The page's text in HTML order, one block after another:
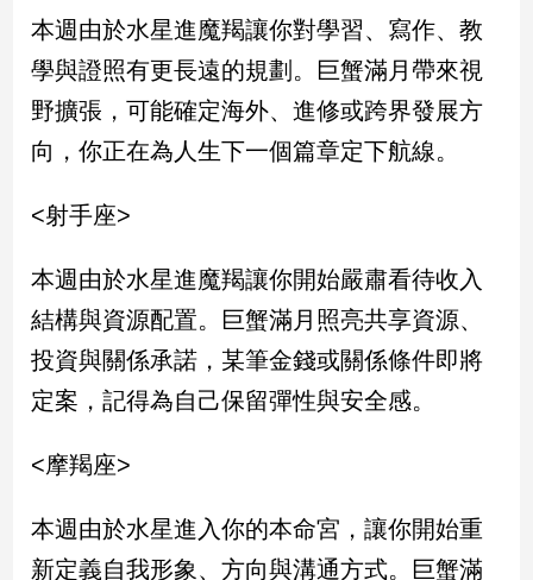
子/
感
情
藝
／
創
／
影
推
薦
科
技/
遊
運
寵
物
本週由於水星進魔羯讓你對學習、寫作、教
學與證照有更長遠的規劃。巨蟹滿月帶來視
野擴張，可能確定海外、進修或跨界發展方
向，你正在為人生下一個篇章定下航線。
<射手座>
本週由於水星進魔羯讓你開始嚴肅看待收入
結構與資源配置。巨蟹滿月照亮共享資源、
投資與關係承諾，某筆金錢或關係條件即將
定案，記得為自己保留彈性與安全感。
<摩羯座>
本週由於水星進入你的本命宮，讓你開始重
新定義自我形象、方向與溝通方式。巨蟹滿